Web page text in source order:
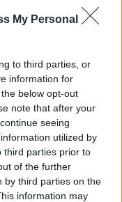
My Personal
to third parties, or
information for
below opt-out
note that after your
seeing
utilized by
third parties prior to
of the further
by third parties on the
information may